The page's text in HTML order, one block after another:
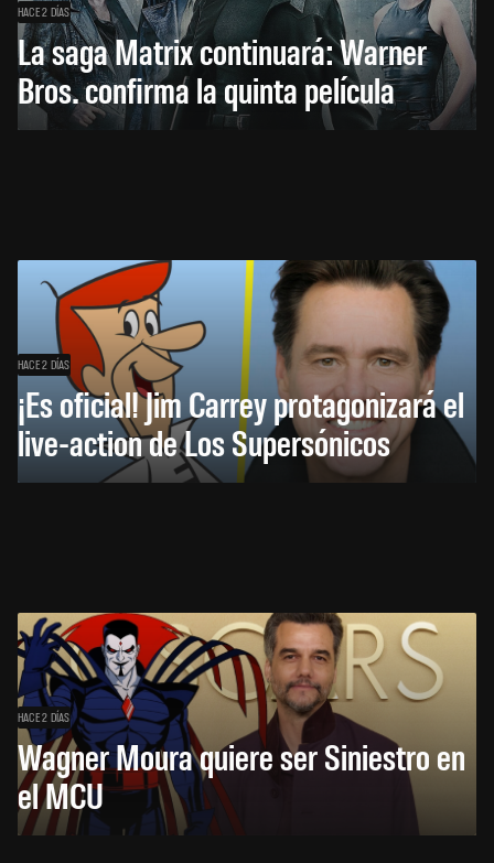
HACE 2 DÍAS
La saga Matrix continuará: Warner
Bros. confirma la quinta película
HACE 2 DÍAS
¡Es oficial! Jim Carrey protagonizará el
live-action de Los Supersónicos
HACE 2 DÍAS
Wagner Moura quiere ser Siniestro en
el MCU